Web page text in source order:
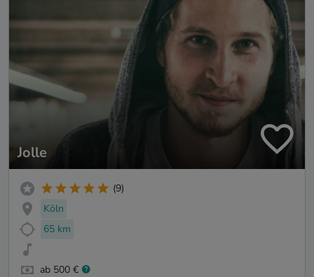
Jolle
(9)
Köln
65 km
ab 500 €